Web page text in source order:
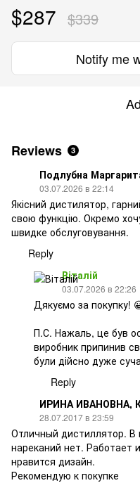
$287 $339
Notify me
Reviews 3
Подлубна
03.07.2026 в 22:14
Якісний дистилятор,
свою функцію. Окремо
швидке обслуговування.
Reply
Віталій
03.07.2026 в 22:26
Дякуємо за покупку!
П.С. Нажаль, це був
виробник припинив
були дійсно дуже
Reply
ИРИНА ИВАНОВНА,
28.07.2017 в 23:59
Отличный дистиллятор. В
нареканий нет. Работает
нравится дизайн.
Рекомендую к покупке